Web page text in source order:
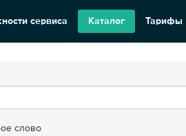
сервиса Каталог Тарифы
слово